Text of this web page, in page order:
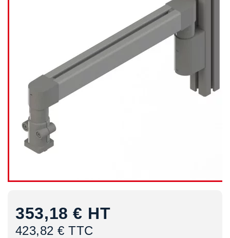
353,18 € HT
423,82 € TTC